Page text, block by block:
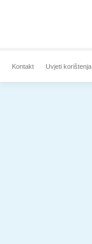
Kontakt Uvjeti korištenja